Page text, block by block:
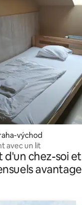
východ
avec un lit
d'un chez-soi